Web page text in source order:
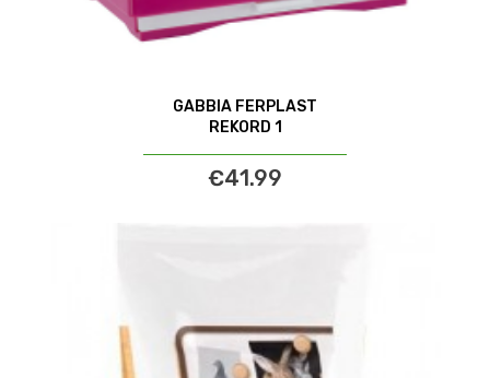
GABBIA FERPLAST
REKORD 1
€41.99